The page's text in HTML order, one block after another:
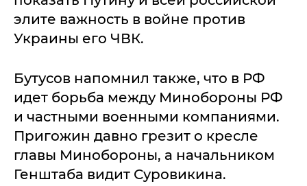
элите важность в войне против
Украины его ЧВК.
Бутусов напомнил также, что в РФ
идет борьба между Минобороны РФ
и частными военными компаниями.
Пригожин давно грезит о кресле
главы Минобороны, а начальником
Генштаба видит Суровикина.